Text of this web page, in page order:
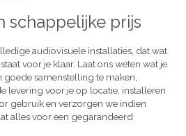
schappelijke prijs
audiovisuele installaties, dat wat
voor je klaar. Laat ons weten wat je
goede samenstelling te maken,
levering voor je op locatie, installeren
gebruik en verzorgen we indien
alles voor een gegarandeerd